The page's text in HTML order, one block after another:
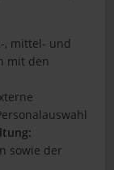
, mittel- und
mit den
sowie der